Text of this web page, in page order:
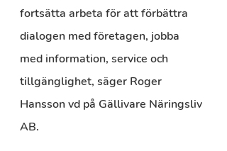
fortsätta arbeta för att förbättra
dialogen med företagen, jobba
med information, service och
tillgänglighet, säger Roger
Hansson vd på Gällivare Näringsliv
AB.